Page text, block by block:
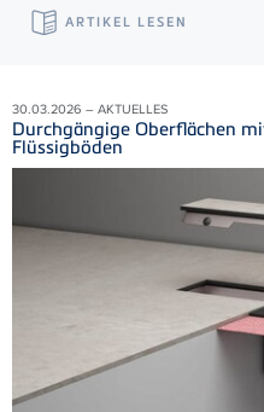
ARTIKEL LESEN
30.03.2026 – AKTUELLES
Durchgängige Oberflächen
Flüssigböden